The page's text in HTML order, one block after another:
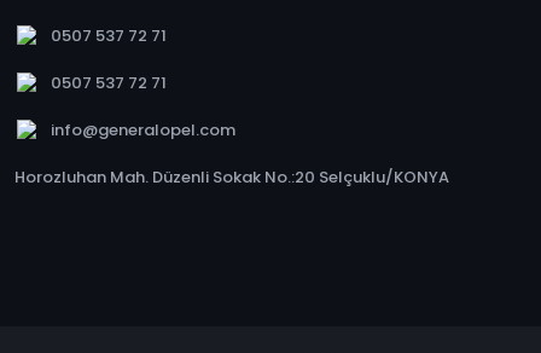
0507 537 72 71
0507 537 72 71
info@generalopel.com
Horozluhan Mah. Düzenli Sokak No.:20 Selçuklu/KONYA